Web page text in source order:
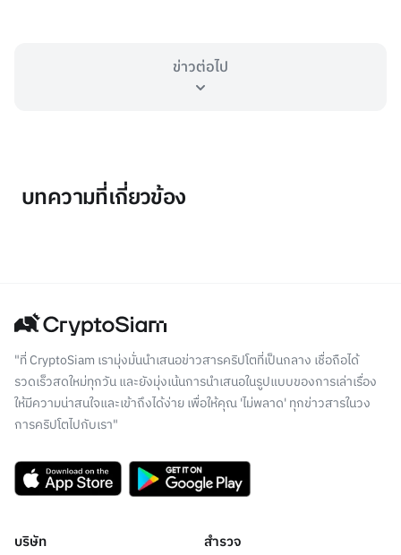
ข่าวต่อไป
บทความที่เกี่ยวข้อง
"ที่ CryptoSiam เรามุ่งมั่นนำเสนอข่าวสารคริปโตที่เป็นกลาง เชื่อถือได้
รวดเร็วสดใหม่ทุกวัน และยังมุ่งเน้นการนำเสนอในรูปแบบของการเล่าเรื่อง
ให้มีความน่าสนใจและเข้าถึงได้ง่าย เพื่อให้คุณ 'ไม่พลาด' ทุกข่าวสารในวง
การคริปโตไปกับเรา"
บริษัท สำรวจ